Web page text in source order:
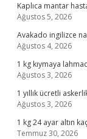
Kaplıca mantar
Ağustos 5, 2026
Avakado ingilizce
Ağustos 4, 2026
1 kg kıymaya
Ağustos 3, 2026
1 yıllık ücretli
Ağustos 3, 2026
1 kg 24 ayar altın
Temmuz 30, 2026